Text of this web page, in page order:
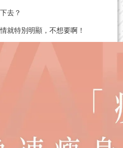
去？
就特別明顯，不想要啊！